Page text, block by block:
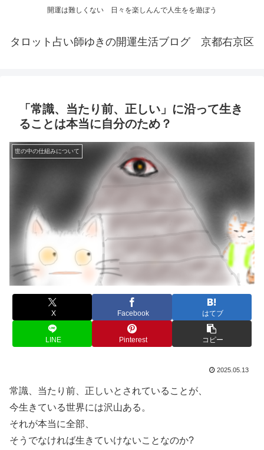
開運は難しくない 日々を楽しんんで人生をを遊ぼう
タロット占い師ゆきの開運生活ブログ 京都右京区
「常識、当たり前、正しい」に沿って生き
ることは本当に自分のため？
世の中の仕組みについて
X Facebook はてブ
LINE Pinterest コピー
2025.05.13
常識、当たり前、正しいとされていることが、
今生きている世界には沢山ある。
それが本当に全部、
そうでなければ生きていけないことなのか?